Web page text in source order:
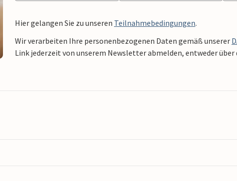
Hier gelangen Sie zu unseren Teilnahmebedingungen.
Wir verarbeiten Ihre personenbezogenen Daten gemäß unserer
Link jederzeit von unserem Newsletter abmelden, entweder